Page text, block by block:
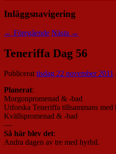
Inläggsnavigering
← Föregående Nästa →
Teneriffa Dag 56
Publicerattisdag 22 november 2011
Planerat:
Morgonpromenad & -bad
Utforska Teneriffa tillsammans med
Kvällspromenad & -bad
—
Så här blev det:
Andra dagen av tre med hyrbil.